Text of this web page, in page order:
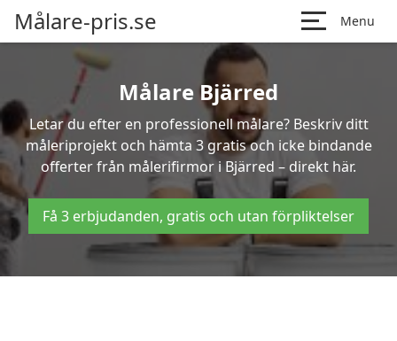
Målare-pris.se Menu
Målare Bjärred
Letar du efter en professionell målare? Beskriv ditt
måleriprojekt och hämta 3 gratis och icke bindande
offerter från målerifirmor i Bjärred – direkt här.
Få 3 erbjudanden, gratis och utan förpliktelser